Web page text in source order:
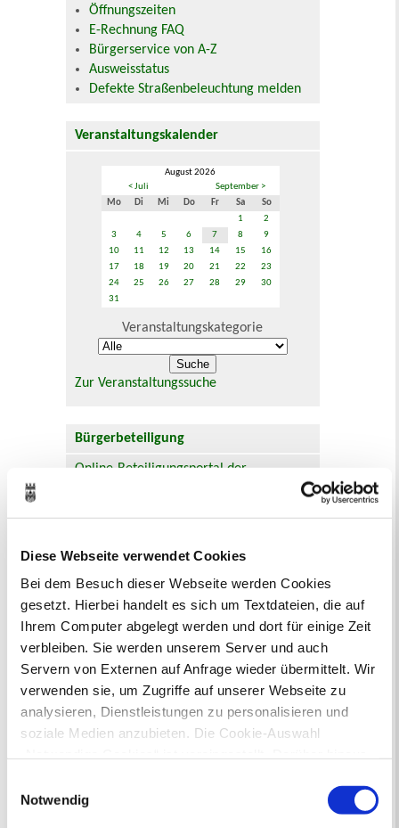
Diese Webseite verwendet Cookies
Bei dem Besuch dieser Webseite werden Cookies
gesetzt. Hierbei handelt es sich um Textdateien, die auf
Ihrem Computer abgelegt werden und dort für einige Zeit
verbleiben. Sie werden unserem Server und auch
Servern von Externen auf Anfrage wieder übermittelt. Wir
verwenden sie, um Zugriffe auf unserer Webseite zu
analysieren, Dienstleistungen zu personalisieren und
soziale Medien anzubieten. Die Cookie-Auswahl
Drittländern (USA) mit unzureichendem
Datenschutzniveau verarbeiten. Es besteht die Gefahr,
Notwendig
Öffnungszeiten
E-Rechnung FAQ
Bürgerservice von A-Z
Ausweisstatus
Defekte Straßenbeleuchtung melden
Veranstaltungskalender
August 2026
< Juli
September >
Mo
Di Mi Do Fr Sa
So
1
2
3
4 5 6 7 8
9
10
11 12 13 14 15
16
17
18 19 20 21 22
23
24
25 26 27 28 29
30
31
Veranstaltungskategorie
Zur Veranstaltungssuche
Bürgerbeteiligung
Online-Beteiligungsportal der
Flächennutzungsplan zu beteiligen.
Aktuelle Bürgerbeteiligungen zu
Bebauungsplänen finden Sie hier.
Aktuelle Bürgerbeteiligungen zu
Flächennutzungsplan-Änderungen finden
Sie hier.
Neu in Recklinghausen